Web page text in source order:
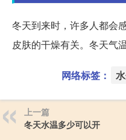
冬天到来时，许多人都会
皮肤的干燥有关。冬天气
网络标签：
上一篇
冬天水温多少可以开